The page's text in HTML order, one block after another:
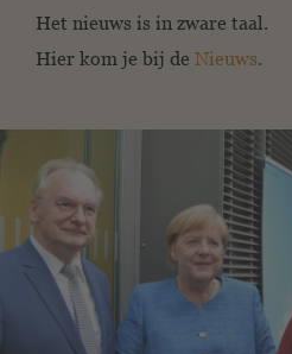
Het nieuws is in zware taal.
Hier kom je bij de Nieuws.